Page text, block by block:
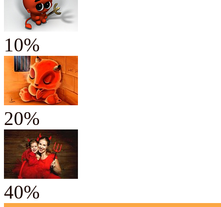
10%
20%
40%